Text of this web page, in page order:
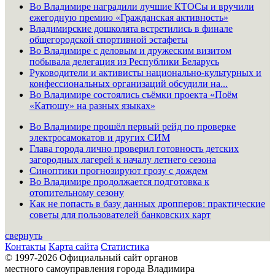
Во Владимире наградили лучшие КТОСы и вручили
ежегодную премию «Гражданская активность»
Владимирские дошколята встретились в финале
общегородской спортивной эстафеты
Во Владимире с деловым и дружеским визитом
побывала делегация из Республики Беларусь
Руководители и активисты национально-культурных и
конфессиональных организаций обсудили на...
Во Владимире состоялись съёмки проекта «Поём
«Катюшу» на разных языках»
Во Владимире прошёл первый рейд по проверке
электросамокатов и других СИМ
Глава города лично проверил готовность детских
загородных лагерей к началу летнего сезона
Синоптики прогнозируют грозу с дождем
Во Владимире продолжается подготовка к
отопительному сезону
Как не попасть в базу данных дропперов: практические
советы для пользователей банковских карт
свернуть
Контакты Карта сайта Статистика
© 1997-2026 Официальный сайт органов
местного самоуправления города Владимира